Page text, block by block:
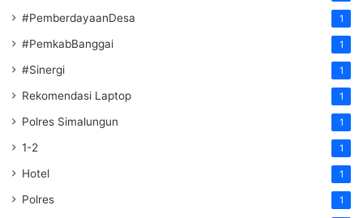
#PemberdayaanDesa 1
#PemkabBanggai 1
#Sinergi 1
Rekomendasi Laptop 1
Polres Simalungun 1
1-2 1
Hotel 1
Polres 1